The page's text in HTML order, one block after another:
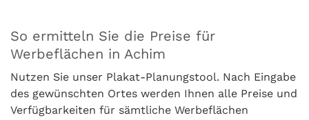
So ermitteln Sie die Preise für
Werbeflächen in Achim
Nutzen Sie unser Plakat-Planungstool. Nach Eingabe
des gewünschten Ortes werden Ihnen alle Preise und
Verfügbarkeiten für sämtliche Werbeflächen